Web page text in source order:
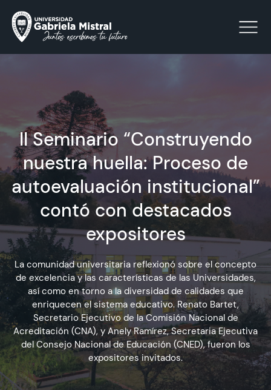
La Universidad
Facultades y Escuelas
Vinculación con el Medio
Investigación
Acreditación
Admisión
Dirección de Desarrollo Estudiantil
Becas y Beneficios
II Seminario “Construyendo
nuestra huella: Proceso de
autoevaluación institucional”
contó con destacados
expositores
La comunidad universitaria reflexionó sobre el concepto
de excelencia y las características de las Universidades,
así como en torno a la diversidad de calidades que
enriquecen el sistema educativo. Renato Bartet,
Secretario Ejecutivo de la Comisión Nacional de
Acreditación (CNA), y Anely Ramírez, Secretaria Ejecutiva
del Consejo Nacional de Educación (CNED), fueron los
expositores invitados.